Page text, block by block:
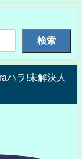
検索
ハラ!未解決人